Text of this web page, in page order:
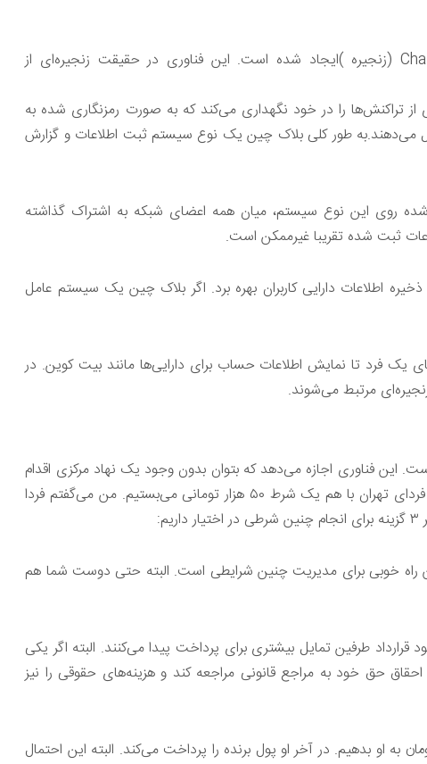
بلوک چین (Blockchain) ،از دو کلمه Block (بلوک) و Chain (زنجیره )ایجاد شده است. این فناوری در حقیقت زنجیره‌ای از
تراکنش‌ها را در خود نگهداری می‌کند که به صورت رمزنگاری شده به
می‌دهند.به طور کلی بلاک چین یک نوع سیستم ثبت اطلاعات و گزارش
روی این نوع سیستم، میان همه اعضای شبکه به اشتراک گذاشته
ثبت شده تقریبا غیرممکن است.
اطلاعات دارایی کاربران بهره برد. اگر بلاک چین یک سیستم عامل
یک فرد تا نمایش اطلاعات حساب برای دارایی‌ها مانند بیت کوین. در
مرتبط می‌شوند.
این فناوری اجازه می‌دهد که بتوان بدون وجود یک نهاد مرکزی اقدام
به تبادل ارزش کرد. تصور کنید که شما و من روی آب و هوای فردای تهران با هم یک شرط ۵۰ هزار تومانی می‌بستیم. من می‌گفتم فردا
راه خوبی برای مدیریت چنین شرایطی است. البته حتی دوست شما هم
قرارداد طرفین تمایل بیشتری برای پرداخت پیدا می‌کنند. البته اگر یکی
احقاق حق خود به مراجع قانونی مراجعه کند و هزینه‌های حقوقی را نیز
می‌توانیم سراغ طرف سومی برویم هر کدام از ما ۵۰۰۰۰ تومان به او بدهیم. در آخر او پول برنده را پرداخت می‌کند. البته این احتمال